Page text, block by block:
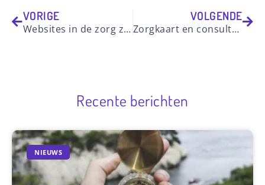
VORIGE
Websites in de zorg zijn een zorgenkindje.
VOLGENDE
Zorgkaart en consultatie
Recente berichten
NIEUWS